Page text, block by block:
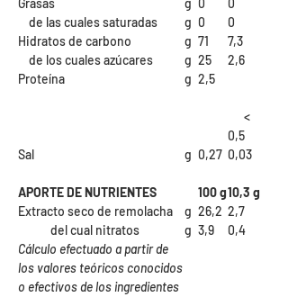
Grasas g 0
0
de las cuales saturadas
g 0
0
Hidratos de carbono
g 71
7,3
de los cuales azúcares
g 25
2,6
Proteína
g 2,5
<
0,5
Sal
g 0,27 0,03
APORTE DE NUTRIENTES 100 g10,3 g
Extracto seco de remolacha
g 26,2 2,7
del cual nitratos
g 3,9
0,4
Cálculo efectuado a partir de
los valores teóricos conocidos
o efectivos de los ingredientes